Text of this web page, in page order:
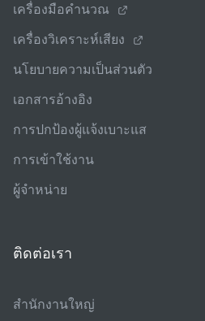
เครื่องมือคํานวณ
เครื่องวิเคราะห์เสียง
นโยบายความเป็นส่วนตัว
เอกสารอ้างอิง
การปกป้องผู้แจ้งเบาะแส
การเข้าใช้งาน
ผู้จําหน่าย
ติดต่อเรา
สํานักงานใหญ่